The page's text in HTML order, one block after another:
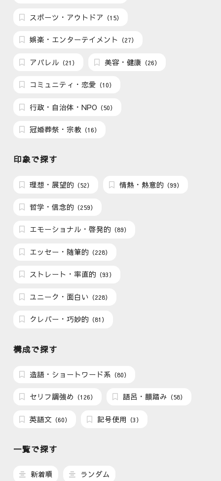
スポーツ・アウトドア （15）
娯楽・エンターテイメント （27）
アパレル （21） 美容・健康 （26）
コミュニティ・恋愛 （10）
行政・自治体・NPO （50）
冠婚葬祭・宗教 （16）
印象で探す
理想・展望的 （52） 情熱・熱意的 （99）
哲学・信念的 （259）
エモーショナル・啓発的 （89）
エッセー・随筆的 （228）
ストレート・率直的 （93）
ユニーク・面白い （228）
クレバー・巧妙的 （81）
構成で探す
造語・ショートワード系 （80）
セリフ調強め （126） 語呂・韻踏み （58）
英語文 （60） 記号使用 （3）
一覧で探す
新着順 ランダム